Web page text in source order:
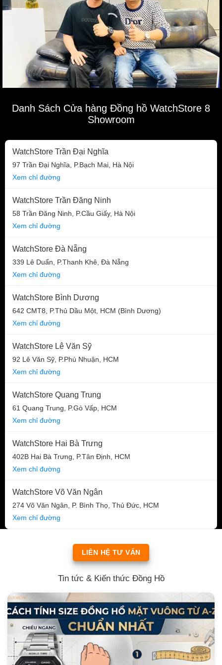
Danh Sách Cửa hàng Đồng hồ WatchStore 8
Showroom
WatchStore Trần Đại Nghĩa
97 Trần Đại Nghĩa, P.Bạch Mai, Hà Nội
Xem chỉ đường
WatchStore Trần Đăng Ninh
58 Trần Đăng Ninh, P.Cầu Giấy, Hà Nội
Xem chỉ đường
WatchStore Đà Nẵng
339 Lê Duẩn, P.Thanh Khê, Đà Nẵng
Xem chỉ đường
WatchStore Bình Dương
642 CMT8, P.Thủ Dầu Một, HCM (Bình Dương)
Xem chỉ đường
WatchStore Lê Văn Sỹ
92 Lê Văn Sỹ, P.Phú Nhuận, HCM
Xem chỉ đường
WatchStore Quang Trung
61 Quang Trung, P.Gò Vấp, HCM
Xem chỉ đường
WatchStore Hai Bà Trưng
402B Hai Bà Trưng, P.Tân Định, HCM
Xem chỉ đường
WatchStore Võ Văn Ngân
274 Võ Văn Ngân, P. Bình Thọ, Thủ Đức, HCM
Xem chỉ đường
LIÊN HỆ TƯ VẤN
Tin tức & Kiến thức Đồng Hồ